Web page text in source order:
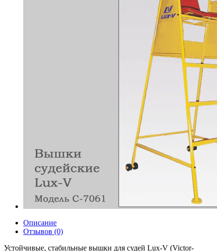
Описание
Отзывов (0)
Устойчивые, стабильные вышки для судей Lux-V (Victor-